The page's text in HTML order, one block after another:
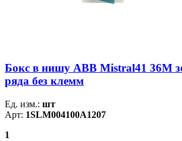
Бокс в нишу ABB Mistral41 36М
ряда без клемм
Ед. изм.: шт
Арт: 1SLM004100A1207
1